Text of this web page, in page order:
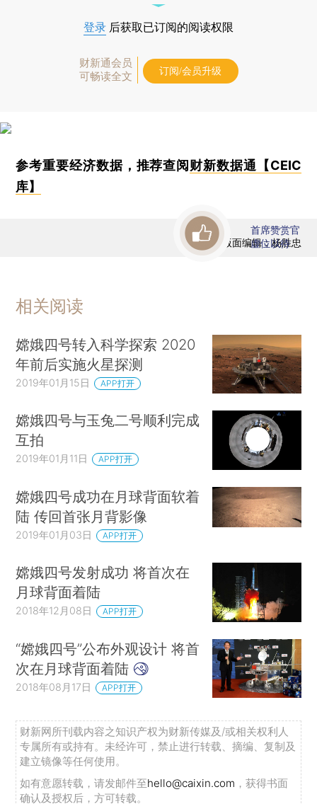
登录 后获取已订阅的阅读权限
财新通会员
可畅读全文
订阅/会员升级
参考重要经济数据，推荐查阅 财新数据通【CEIC
库】
版面编辑：杨胜忠
首席赞赏官
虚位以待
相关阅读
嫦娥四号转入科学探索 2020
年前后实施火星探测
2019年01月15日 APP打开
嫦娥四号与玉兔二号顺利完成
互拍
2019年01月11日 APP打开
嫦娥四号成功在月球背面软着
陆 传回首张月背影像
2019年01月03日 APP打开
嫦娥四号发射成功 将首次在
月球背面着陆
2018年12月08日 APP打开
“嫦娥四号”公布外观设计 将首
次在月球背面着陆
2018年08月17日 APP打开
财新网所刊载内容之知识产权为财新传媒及/或相关权利人
专属所有或持有。未经许可，禁止进行转载、摘编、复制及
建立镜像等任何使用。
如有意愿转载，请发邮件至hello@caixin.com ，获得书面
确认及授权后，方可转载。